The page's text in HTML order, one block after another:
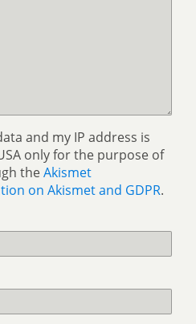
and my IP address is
only for the purpose of
theAkismet
on Akismet and GDPR.